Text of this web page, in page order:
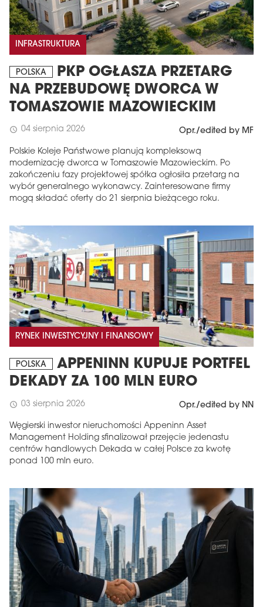
INFRASTRUKTURA
POLSKA
PKP OGŁASZA PRZETARG
NA PRZEBUDOWĘ DWORCA W
TOMASZOWIE MAZOWIECKIM
schedule 04 sierpnia 2026 Opr./edited by MF
Polskie Koleje Państwowe planują kompleksową
modernizację dworca w Tomaszowie Mazowieckim. Po
zakończeniu fazy projektowej spółka ogłosiła przetarg na
wybór generalnego wykonawcy. Zainteresowane firmy
mogą składać oferty do 21 sierpnia bieżącego roku.
RYNEK INWESTYCYJNY I FINANSOWY
POLSKA
APPENINN KUPUJE PORTFEL
DEKADY ZA 100 MLN EURO
schedule 03 sierpnia 2026 Opr./edited by NN
Węgierski inwestor nieruchomości Appeninn Asset
Management Holding sfinalizował przejęcie jedenastu
centrów handlowych Dekada w całej Polsce za kwotę
ponad 100 mln euro.